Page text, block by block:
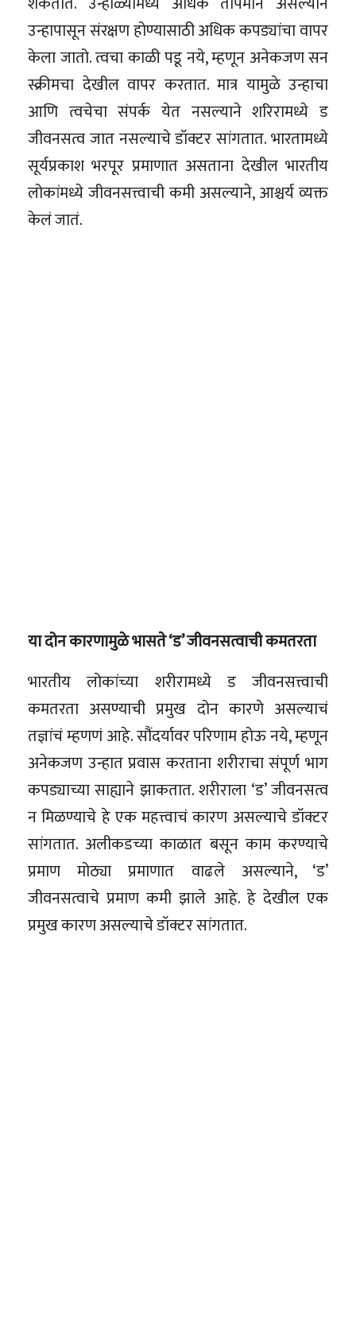
उन्हापासून संरक्षण होण्यासाठी अधिक कपड्यांचा वापर
केला जातो. त्वचा काळी पडू नये, म्हणून अनेकजण सन
स्क्रीमचा देखील वापर करतात. मात्र यामुळे उन्हाचा
आणि त्वचेचा संपर्क येत नसल्याने शरिरामध्ये ड
जीवनसत्व जात नसल्याचे डॉक्टर सांगतात. भारतामध्ये
सूर्यप्रकाश भरपूर प्रमाणात असताना देखील भारतीय
लोकांमध्ये जीवनसत्त्वाची कमी असल्याने, आश्चर्य व्यक्त
केलं जातं.
या दोन कारणामुळे भासते ‘ड’ जीवनसत्वाची कमतरता
भारतीय लोकांच्या शरीरामध्ये ड जीवनसत्त्वाची
कमतरता असण्याची प्रमुख दोन कारणे असल्याचं
तज्ञांचं म्हणणं आहे. सौंदर्यावर परिणाम होऊ नये, म्हणून
अनेकजण उन्हात प्रवास करताना शरीराचा संपूर्ण भाग
कपड्याच्या साह्याने झाकतात. शरीराला ‘ड’ जीवनसत्व
न मिळण्याचे हे एक महत्त्वाचं कारण असल्याचे डॉक्टर
सांगतात. अलीकडच्या काळात बसून काम करण्याचे
प्रमाण मोठ्या प्रमाणात वाढले असल्याने, ‘ड’
जीवनसत्वाचे प्रमाण कमी झाले आहे. हे देखील एक
प्रमुख कारण असल्याचे डॉक्टर सांगतात.